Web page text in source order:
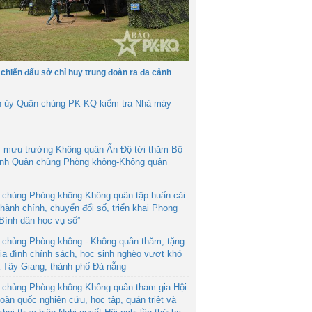
đấu sở chỉ huy trung đoàn ra đa cảnh
ủy Quân chủng PK-KQ kiểm tra Nhà máy
mưu trưởng Không quân Ấn Độ tới thăm Bộ
Quân chủng Phòng không-Không quân
chủng Phòng không-Không quân tập huấn cải
chính, chuyển đổi số, triển khai Phong
dân học vụ số”
chủng Phòng không - Không quân thăm, tặng
đình chính sách, học sinh nghèo vượt khó
Tây Giang, thành phố Đà nẵng
chủng Phòng không-Không quân tham gia Hội
quốc nghiên cứu, học tập, quán triệt và